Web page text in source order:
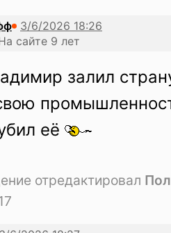
сайте 9 лет
залил
её
отредактировал